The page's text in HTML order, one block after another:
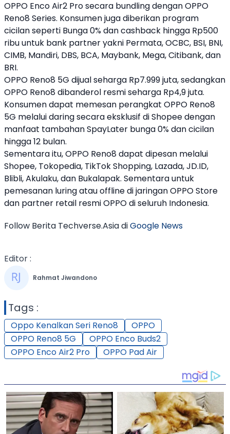
OPPO Enco Air2 Pro secara bundling denganOPPO
Reno8 Series. Konsumen juga diberikan program
cicilan seperti Bunga 0% dan cashback hingga Rp500
ribu untuk bank partner yakni Permata, OCBC, BSI, BNI,
CIMB, Mandiri, DBS, BCA, Maybank, Mega, Citibank, dan
BRI.
OPPO Reno8 5G dijual seharga Rp7.999 juta, sedangkan
OPPO Reno8 dibanderol resmi seharga Rp4,9 juta.
Konsumen dapat memesan perangkat OPPO Reno8
5G melalui daring secara eksklusif di Shopee dengan
manfaat tambahan SpayLater bunga 0% dan cicilan
hingga 12 bulan.
Sementara itu,OPPO Reno8 dapat dipesan melalui
Shopee, Tokopedia, TikTok Shopping, Lazada, JD.ID,
Blibli, Akulaku, dan Bukalapak. Sementara untuk
pemesanan luring atau offline di jaringanOPPOStore
dan partner retail resmiOPPOdi seluruh Indonesia.
Follow Berita Techverse.Asia diGoogle News
Editor :
Rahmat Jiwandono
Tags :
Oppo Kenalkan Seri Reno8
OPPO
OPPO Reno8 5G
OPPO Enco Buds2
OPPO Enco Air2 Pro
OPPO Pad Air